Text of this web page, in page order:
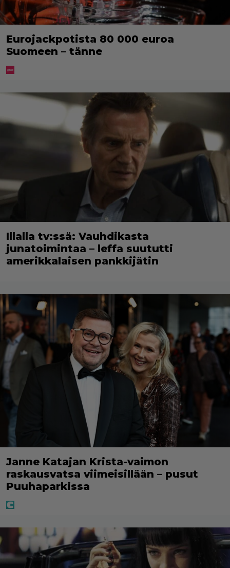
Eurojackpotista 80 000 euroa
Suomeen – tänne
Illalla tv:ssä: Vauhdikasta
junatoimintaa – leffa suututti
amerikkalaisen pankkijätin
Janne Katajan Krista-vaimon
raskausvatsa viimeisillään – pusut
Puuhaparkissa